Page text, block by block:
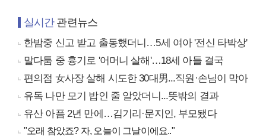
실시간관련뉴스
한밤중 신고 받고 출동했더니…5세 여아 '전신 타박상'
말다툼 중 흉기로 '어머니 살해'…18세 아들 결국
편의점 女사장 살해 시도한 30대男...직원·손님이 막아
유독 나만 모기 밥인 줄 알았더니...뜻밖의 결과
유산 아픔 2년 만에…김기리·문지인, 부모됐다
"오래 참았죠? 자, 오늘이 그날이에요.."